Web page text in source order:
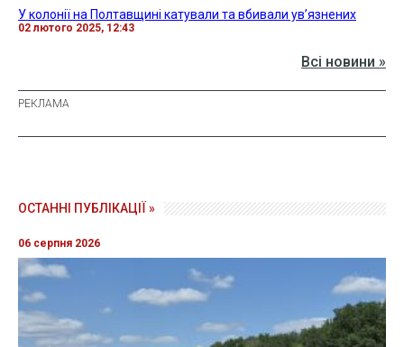
У колонії на Полтавщині катували та вбивали увʼязнених
02 лютого 2025, 12:43
Всі новини »
ОСТАННІ ПУБЛІКАЦІЇ »
06 серпня 2026